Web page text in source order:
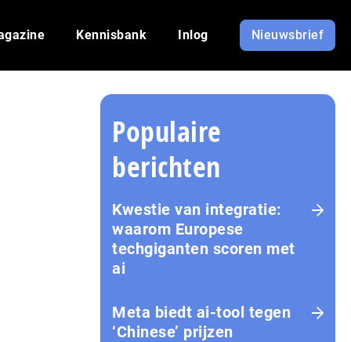
Kennisbank Inlog Nieuwsbrief
Populaire
berichten
Kwestie van integratie:
waarom Europese
techgiganten scoren met
ai
Meta biedt ai-tool tegen
‘Chinese’ prijzen